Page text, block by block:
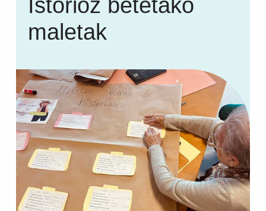
Istorioz betetako
maletak